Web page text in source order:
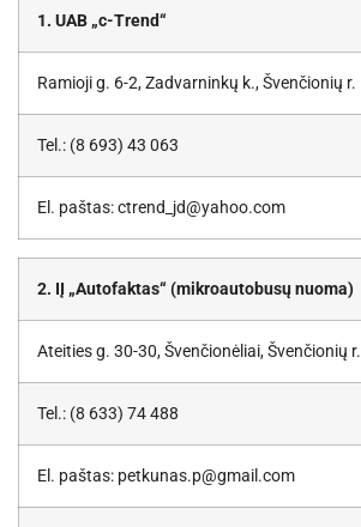
1. UAB „c-Trend“
Ramioji g. 6-2, Zadvarninkų k., Švenčionių r.
Tel.: (8 693) 43 063
El. paštas: ctrend_jd@yahoo.com
2. IĮ „Autofaktas“ (mikroautobusų nuoma)
Ateities g. 30-30, Švenčionėliai, Švenčionių r.
Tel.: (8 633) 74 488
El. paštas: petkunas.p@gmail.com